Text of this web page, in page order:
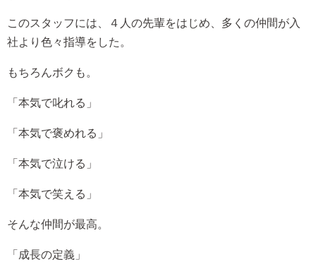
このスタッフには、４人の先輩をはじめ、多くの仲間が入
社より色々指導をした。
もちろんボクも。
「本気で叱れる」
「本気で褒めれる」
「本気で泣ける」
「本気で笑える」
そんな仲間が最高。
「成長の定義」